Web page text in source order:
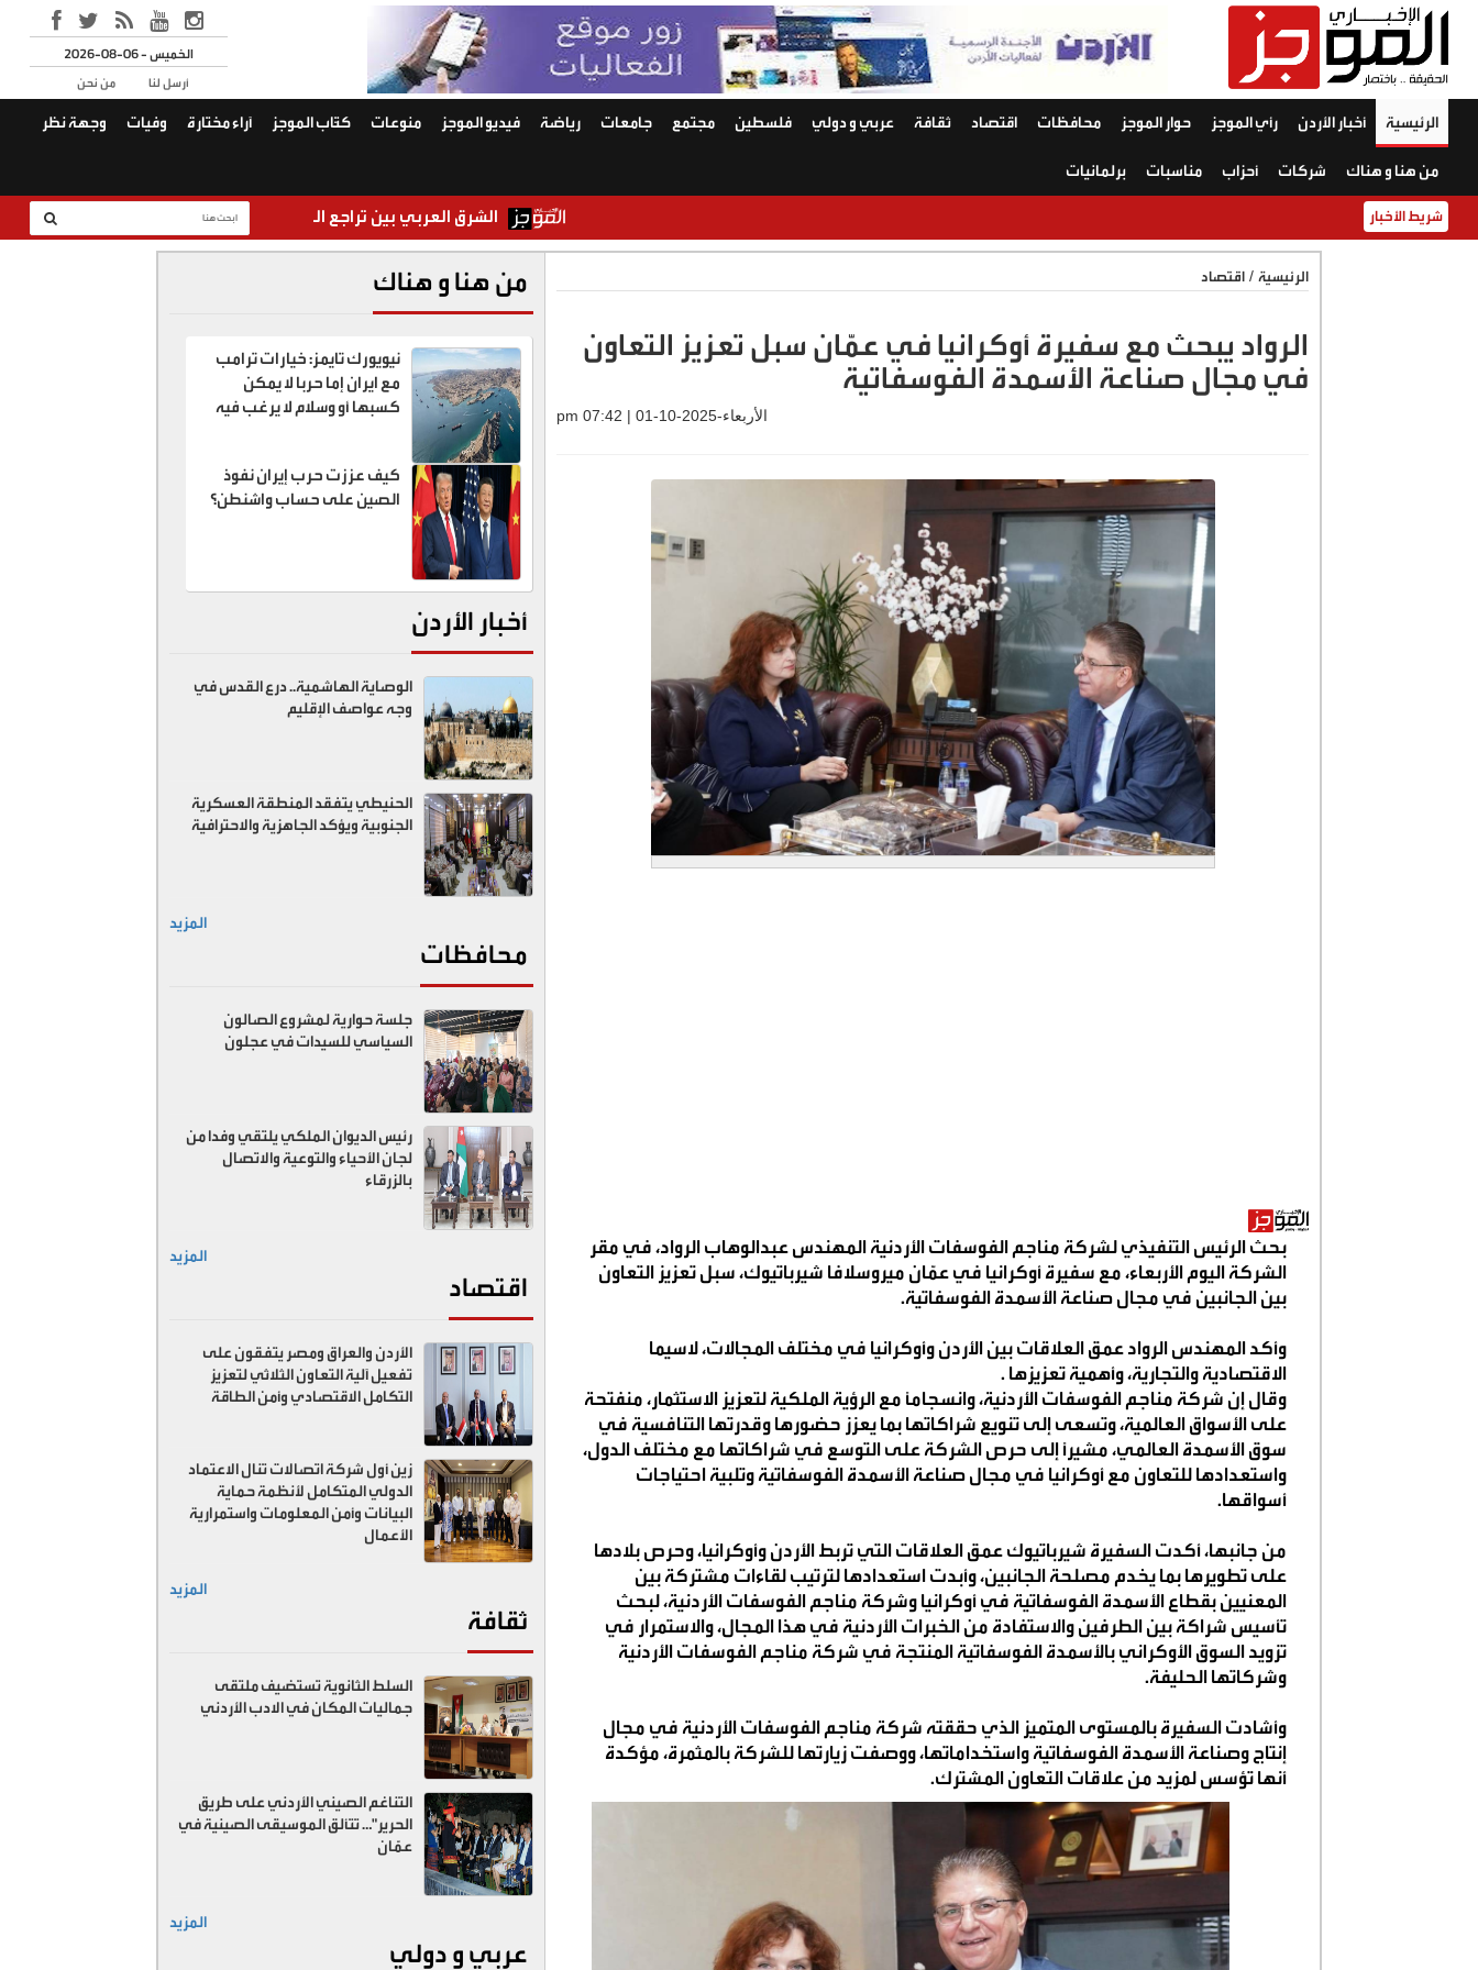
2026-08-06 - الخميس
من نحن
أرسل لنا
الرئيسية أخبار الأردن رأي الموجز حوار الموجز محافظات اقتصاد ثقافة عربي و دولي فلسطين مجتمع جامعات رياضة فيديو الموجز منوعات كتّاب الموجز آراء مختارة وفيات وجهة نظر
من هنا و هناك شركات أحزاب مناسبات برلمانيات
شريط الأخبار الشرق العربي بين تراجع النفوذ الإيراني وصعود الدور التركي غزة…
الرئيسية / اقتصاد
الرواد يبحث مع سفيرة أوكرانيا في عمّان سبل تعزيز التعاون
في مجال صناعة الأسمدة الفوسفاتية
الأربعاء-2025-10-01 | 07:42 pm
بحث الرئيس التنفيذي لشركة مناجم الفوسفات الأردنية المهندس عبدالوهاب الرواد، في مقر
الشركة اليوم الأربعاء، مع سفيرة أوكرانيا في عمّان ميروسلافا شيرباتيوك، سبل تعزيز التعاون
بين الجانبين في مجال صناعة الأسمدة الفوسفاتية.
وأكد المهندس الرواد عمق العلاقات بين الأردن وأوكرانيا في مختلف المجالات، لاسيما
الاقتصادية والتجارية، وأهمية تعزيزها.
وقال إن شركة مناجم الفوسفات الأردنية، وانسجاماً مع الرؤية الملكية لتعزيز الاستثمار، منفتحة
على الأسواق العالمية، وتسعى إلى تنويع شراكاتها بما يعزز حضورها وقدرتها التنافسية في
سوق الأسمدة العالمي، مشيراً إلى حرص الشركة على التوسع في شراكاتها مع مختلف الدول،
واستعدادها للتعاون مع أوكرانيا في مجال صناعة الأسمدة الفوسفاتية وتلبية احتياجات
أسواقها.
من جانبها، أكدت السفيرة شيرباتيوك عمق العلاقات التي تربط الأردن وأوكرانيا، وحرص بلادها
على تطويرها بما يخدم مصلحة الجانبين، وأبدت استعدادها لترتيب لقاءات مشتركة بين
المعنيين بقطاع الأسمدة الفوسفاتية في أوكرانيا وشركة مناجم الفوسفات الأردنية، لبحث
تأسيس شراكة بين الطرفين والاستفادة من الخبرات الأردنية في هذا المجال، والاستمرار في
تزويد السوق الأوكراني بالأسمدة الفوسفاتية المنتجة في شركة مناجم الفوسفات الأردنية
وشركاتها الحليفة.
وأشادت السفيرة بالمستوى المتميز الذي حققته شركة مناجم الفوسفات الأردنية في مجال
إنتاج وصناعة الأسمدة الفوسفاتية واستخداماتها، ووصفت زيارتها للشركة بالمثمرة، مؤكدة
أنها تؤسس لمزيد من علاقات التعاون المشترك.
من هنا و هناك
نيويورك تايمز: خيارات ترامب
مع ايران إما حربا لا يمكن
كسبها أو وسلام لا يرغب فيه
كيف عززت حرب إيران نفوذ
الصين على حساب واشنطن؟
أخبار الأردن
الوصاية الهاشمية.. درع القدس في
وجه عواصف الإقليم
الحنيطي يتفقد المنطقة العسكرية
الجنوبية ويؤكد الجاهزية والاحترافية
المزيد
محافظات
جلسة حوارية لمشروع الصالون
السياسي للسيدات في عجلون
رئيس الديوان الملكي يلتقي وفدا من
لجان الأحياء والتوعية والاتصال
بالزرقاء
المزيد
اقتصاد
الأردن والعراق ومصر يتفقون على
تفعيل آلية التعاون الثلاثي لتعزيز
التكامل الاقتصادي وأمن الطاقة
زين أول شركة اتصالات تنال الاعتماد
الدولي المتكامل لأنظمة حماية
البيانات وأمن المعلومات واستمرارية
الأعمال
المزيد
ثقافة
السلط الثانوية تستضيف ملتقى
جماليات المكان في الادب الأردني
التناغم الصيني الأردني على طريق
الحرير"… تتألق الموسيقى الصينية في
عمّان
المزيد
عربي و دولي